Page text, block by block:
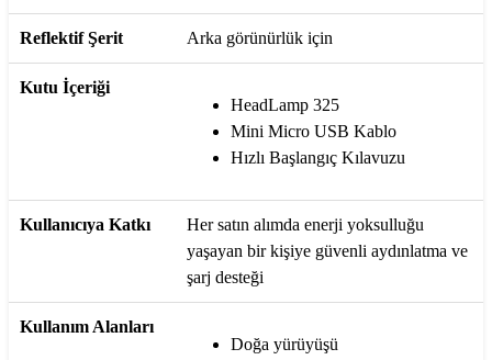
Reflektif Şerit Arka görünürlük için
Kutu İçeriği
HeadLamp 325
Mini Micro USB Kablo
Hızlı Başlangıç Kılavuzu
Kullanıcıya Katkı
Her satın alımda enerji yoksulluğu
yaşayan bir kişiye güvenli aydınlatma ve
şarj desteği
Kullanım Alanları
Doğa yürüyüşü